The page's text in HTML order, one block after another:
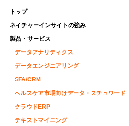
トップ
ネイチャーインサイトの強み
製品・サービス
データアナリティクス
データエンジニアリング
SFA/CRM
ヘルスケア市場向けデータ・スチュワード
クラウドERP
テキストマイニング